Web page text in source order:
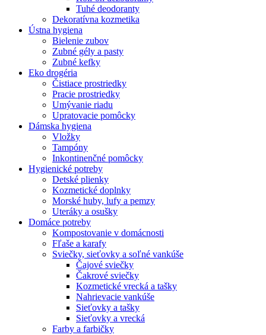
Tuhé deodoranty
Dekoratívna kozmetika
Ústna hygiena
Bielenie zubov
Zubné gély a pasty
Zubné kefky
Eko drogéria
Čistiace prostriedky
Pracie prostriedky
Umývanie riadu
Upratovacie pomôcky
Dámska hygiena
Vložky
Tampóny
Inkontinenčné pomôcky
Hygienické potreby
Detské plienky
Kozmetické doplnky
Morské huby, lufy a pemzy
Uteráky a osušky
Domáce potreby
Kompostovanie v domácnosti
Fľaše a karafy
Sviečky, sieťovky a soľné vankúše
Čajové sviečky
Čakrové sviečky
Kozmetické vrecká a tašky
Nahrievacie vankúše
Sieťovky a tašky
Sieťovky a vrecká
Farby a farbičky